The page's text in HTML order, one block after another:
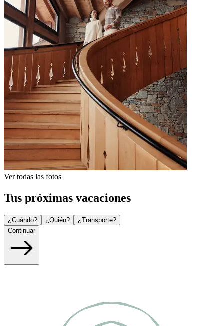
Ver todas las fotos
Tus próximas vacaciones
¿Cuándo? ¿Quién?
¿Transporte?
Continuar